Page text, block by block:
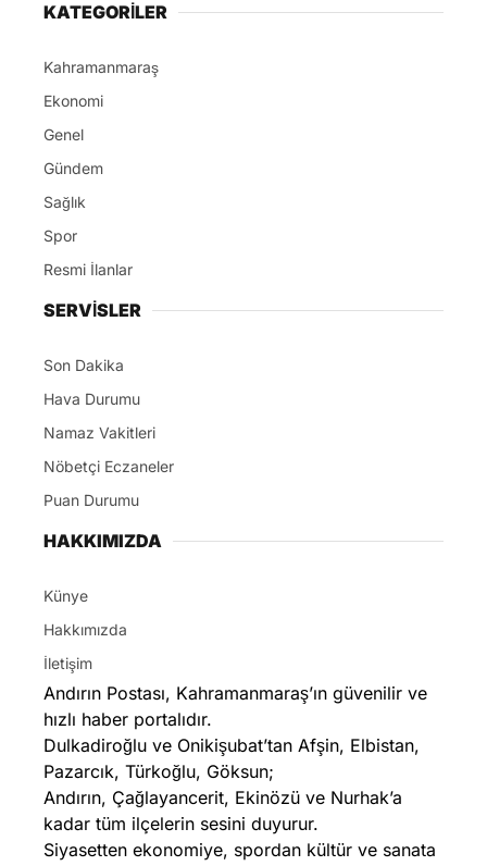
KATEGORİLER
Kahramanmaraş
Ekonomi
Genel
Gündem
Sağlık
Spor
Resmi İlanlar
SERVİSLER
Son Dakika
Hava Durumu
Namaz Vakitleri
Nöbetçi Eczaneler
Puan Durumu
HAKKIMIZDA
Künye
Hakkımızda
İletişim
Andırın Postası, Kahramanmaraş’ın güvenilir ve
hızlı haber portalıdır.
Dulkadiroğlu ve Onikişubat’tan Afşin, Elbistan,
Pazarcık, Türkoğlu, Göksun;
Andırın, Çağlayancerit, Ekinözü ve Nurhak’a
kadar tüm ilçelerin sesini duyurur.
Siyasetten ekonomiye, spordan kültür ve sanata